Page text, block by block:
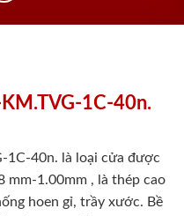
1C-40n.
1C-40n. là loại cửa được
mm-1.00mm , là thép cao
hoen gỉ, trầy xước. Bề